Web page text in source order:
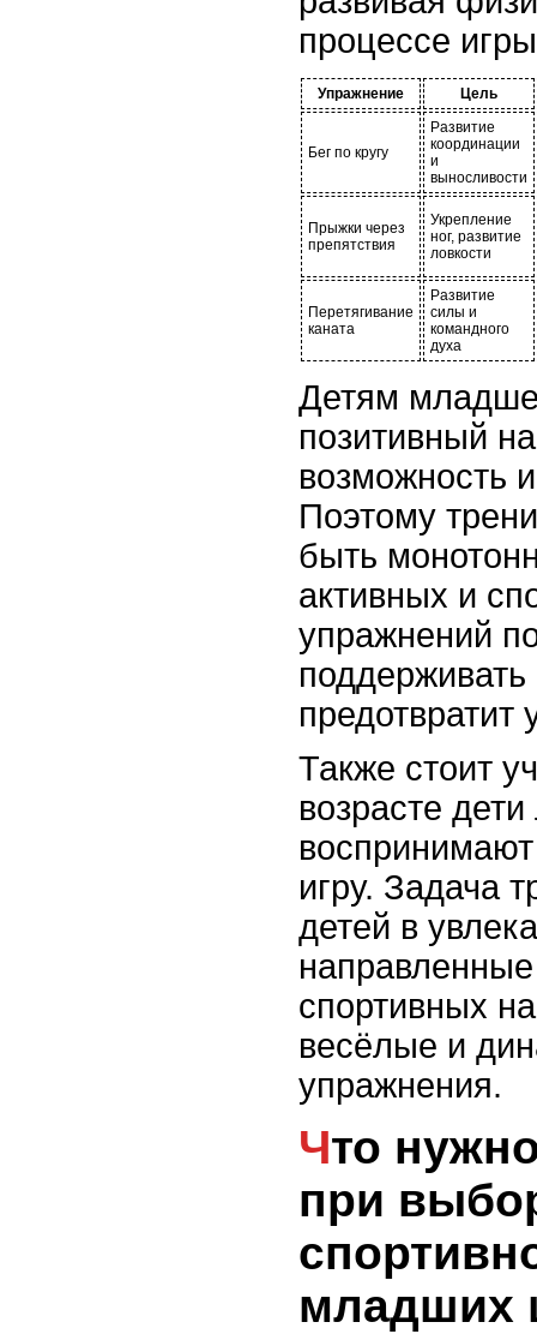
процессе
Упражнение Цель
Бег по кругу
Развитие
координации
и
выносливости
Прыжки через
препятствия
Укрепление
ног, развитие
ловкости
Перетягивание
каната
Развитие
силы и
командного
духа
Детям
позитивный
возможность
Поэтому
быть
активных и
упражнений
поддерживать
предотвратит
Также стоит
возрасте
игру. Задача
детей в
спортивных
весёлые и
упражнения.
Что нужно учитывать
при
младших